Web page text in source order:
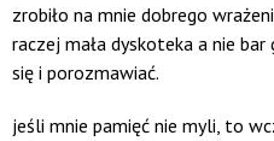
zrobiło na mnie dobrego
raczej mała dyskoteka a nie
się i porozmawiać.
jeśli mnie pamięć nie myli, to